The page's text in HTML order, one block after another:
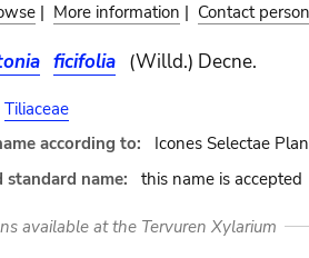
| More information | Contact
ficifolia (Willd.) Decne.
Tiliaceae
according to:
Icones Selectae
standard name:
this name is accepted
available at the Tervuren Xylarium